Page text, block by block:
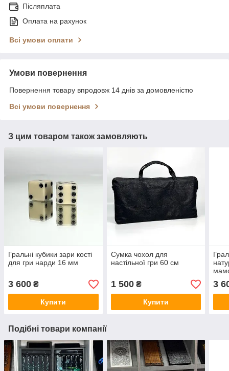
Післяплата
Оплата на рахунок
Всі умови оплати
Умови повернення
Повернення товару впродовж 14 днів за домовленістю
Всі умови повернення
З цим товаром також замовляють
Гральні кубики зари кості
для гри нарди 16 мм
3 600 ₴
Купити
Сумка чохол для
настільної гри 60 см
1 500₴
Купити
3
Подібні товари компанії